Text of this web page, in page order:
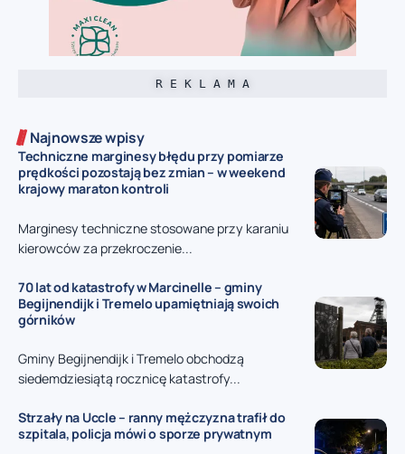
R E K L A M A
Najnowsze wpisy
Techniczne marginesy błędu przy pomiarze
prędkości pozostają bez zmian – w weekend
krajowy maraton kontroli
Marginesy techniczne stosowane przy karaniu
kierowców za przekroczenie...
70 lat od katastrofy w Marcinelle – gminy
Begijnendijk i Tremelo upamiętniają swoich
górników
Gminy Begijnendijk i Tremelo obchodzą
siedemdziesiątą rocznicę katastrofy...
Strzały na Uccle – ranny mężczyzna trafił do
szpitala, policja mówi o sporze prywatnym